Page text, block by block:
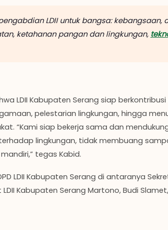
LDII untuk bangsa: kebangsaan,
ketahanan pangan dan lingkungan,
LDII Kabupaten Serang siap
pelestarian lingkungan, hingga
“Kami siap bekerja sama dan
lingkungan, tidak membuang
tegas Kabid.
LDII Kabupaten Serang di antaranya
Kabupaten Serang Martono, Budi